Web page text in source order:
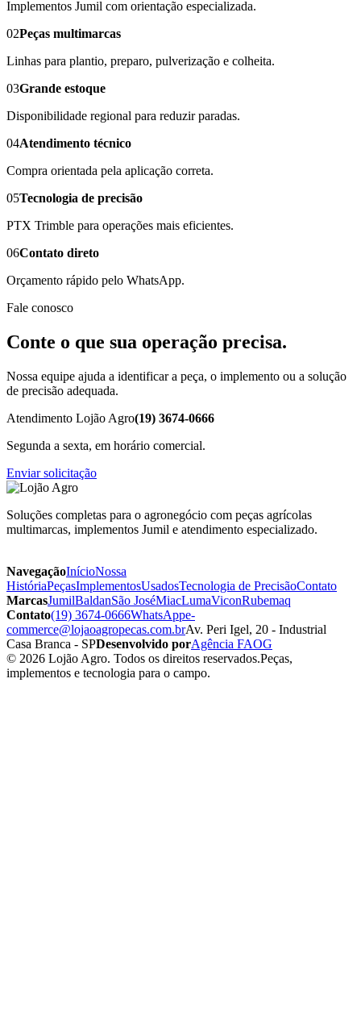
Implementos Jumil com orientação especializada.
02Peças multimarcas
Linhas para plantio, preparo, pulverização e colheita.
03Grande estoque
Disponibilidade regional para reduzir paradas.
04Atendimento técnico
Compra orientada pela aplicação correta.
05Tecnologia de precisão
PTX Trimble para operações mais eficientes.
06Contato direto
Orçamento rápido pelo WhatsApp.
Fale conosco
Conte o que sua operação precisa.
Nossa equipe ajuda a identificar a peça, o implemento ou a solução
de precisão adequada.
Atendimento Lojão Agro(19) 3674-0666
Segunda a sexta, em horário comercial.
Enviar solicitação
Soluções completas para o agronegócio com peças agrícolas
multimarcas, implementos Jumil e atendimento especializado.
NavegaçãoInícioNossa
HistóriaPeçasImplementosUsadosTecnologia de PrecisãoContato
MarcasJumilBaldanSão JoséMiacLumaViconRubemaq
Contato(19) 3674-0666WhatsAppe-
commerce@lojaoagropecas.com.brAv. Peri Igel, 20 - Industrial
Casa Branca - SPDesenvolvido porAgência FAOG
© 2026 Lojão Agro. Todos os direitos reservados.Peças,
implementos e tecnologia para o campo.